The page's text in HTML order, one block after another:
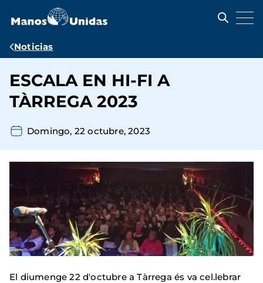
contenido
Ruta
navegación
Noticias
ESCALA EN HI-FI A
TÀRREGA 2023
Domingo, 22 octubre, 2023
El diumenge 22 d'octubre a Tàrrega és va cel.lebrar